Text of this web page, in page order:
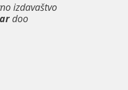
izdavaštvo
doo